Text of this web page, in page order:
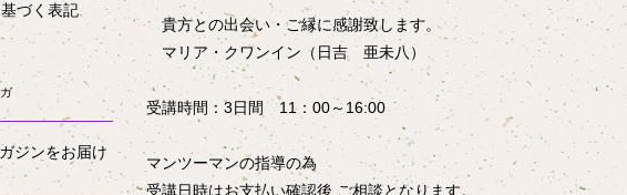
貴方との出会い・ご縁に感謝致します。
マリア・クワンイン（日吉 亜未八）
受講時間：3日間 11：00～16:00
マンツーマンの指導の為
受講日時はお支払い確認後,ご相談となります。
づく表記
ジンをお届け